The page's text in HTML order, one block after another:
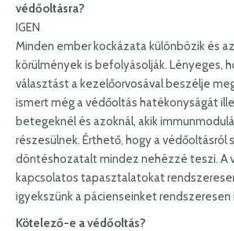
védőoltásra?
IGEN
Minden ember kockázata különbözik és
körülmények is befolyásolják. Lényeges,
választást a kezelőorvosával beszélje
ismert még a védőoltás hatékonyságát
betegeknél és azoknál, akik
részesülnek. Érthető, hogy a védőoltásról
döntéshozatalt mindez nehézzé teszi. A
kapcsolatos tapasztalatokat
igyekszünk a pácienseinket rendszeresen
Kötelező-e a védőoltás?